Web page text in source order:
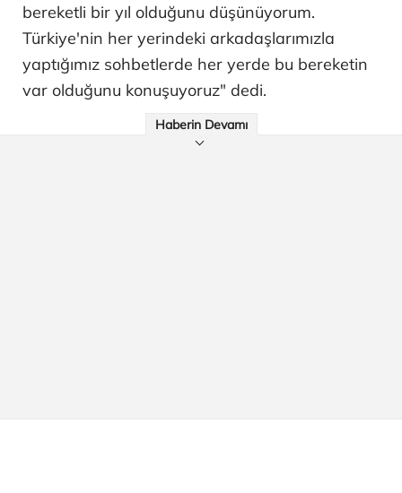
bereketli bir yıl olduğunu düşünüyorum.
Türkiye'nin her yerindeki arkadaşlarımızla
yaptığımız sohbetlerde her yerde bu bereketin
var olduğunu konuşuyoruz" dedi.
Haberin Devamı